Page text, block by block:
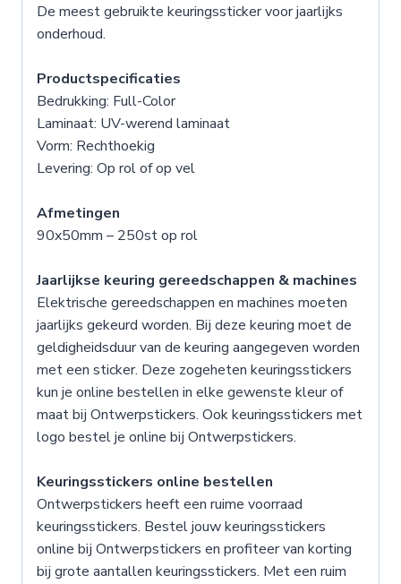
De meest gebruikte keuringssticker voor jaarlijks
onderhoud.
Productspecificaties
Bedrukking: Full-Color
Laminaat: UV-werend laminaat
Vorm: Rechthoekig
Levering: Op rol of op vel
Afmetingen
90x50mm – 250st op rol
Jaarlijkse keuring gereedschappen & machines
Elektrische gereedschappen en machines moeten
jaarlijks gekeurd worden. Bij deze keuring moet de
geldigheidsduur van de keuring aangegeven worden
met een sticker. Deze zogeheten keuringsstickers
kun je online bestellen in elke gewenste kleur of
maat bij Ontwerpstickers. Ook keuringsstickers met
logo bestel je online bij Ontwerpstickers.
Keuringsstickers online bestellen
Ontwerpstickers heeft een ruime voorraad
keuringsstickers. Bestel jouw keuringsstickers
online bij Ontwerpstickers en profiteer van korting
bij grote aantallen keuringsstickers. Met een ruim